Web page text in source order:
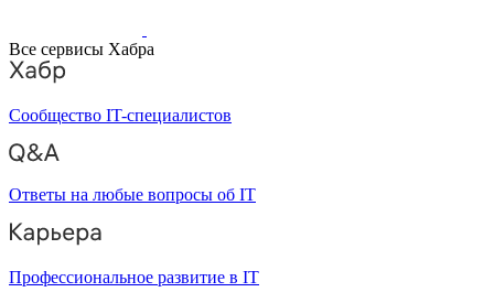
Все сервисы Хабра
Сообщество IT-специалистов
Ответы на любые вопросы об IT
Профессиональное развитие в IT